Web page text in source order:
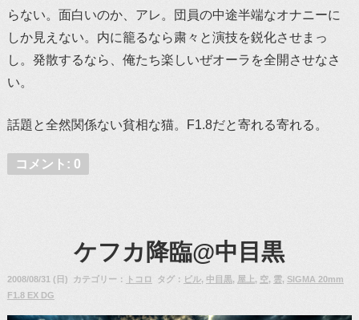
らない。面白いのか、アレ。団員の中途半端なオナニーに
しか見えない。内に籠るなら粛々と演技を鋭化させまっ
し。発散するなら、俺たち楽しいぜオーラを全開させなさ
い。
話題と全然関係ない貧相な猫。F1.8だと寄れる寄れる。
コメント: 0
ケフカ降臨@中目黒
2008/08/31 (日) カテゴリー： トコロ タグ： ビル, 中目黒, 屋上, 空, 雲, SIGMA 20mm
F1.8 EX DG